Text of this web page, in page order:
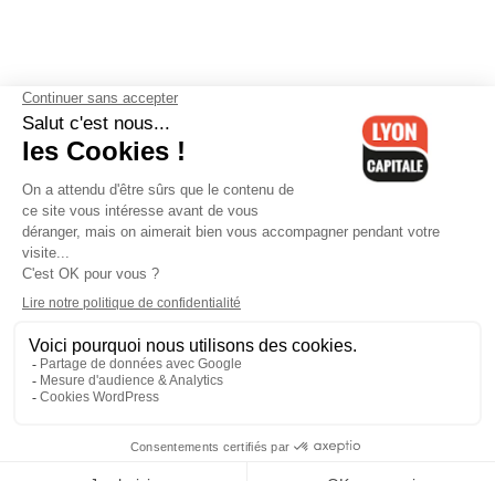
Contactez-nous-Mentions légales-CGV-Politique de
confidentialité-Gestion des cookies
Cedex 06